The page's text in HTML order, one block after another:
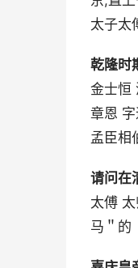
太子太
乾隆时
金士恒
章恩
孟臣相
请问在
太傅
马＂的